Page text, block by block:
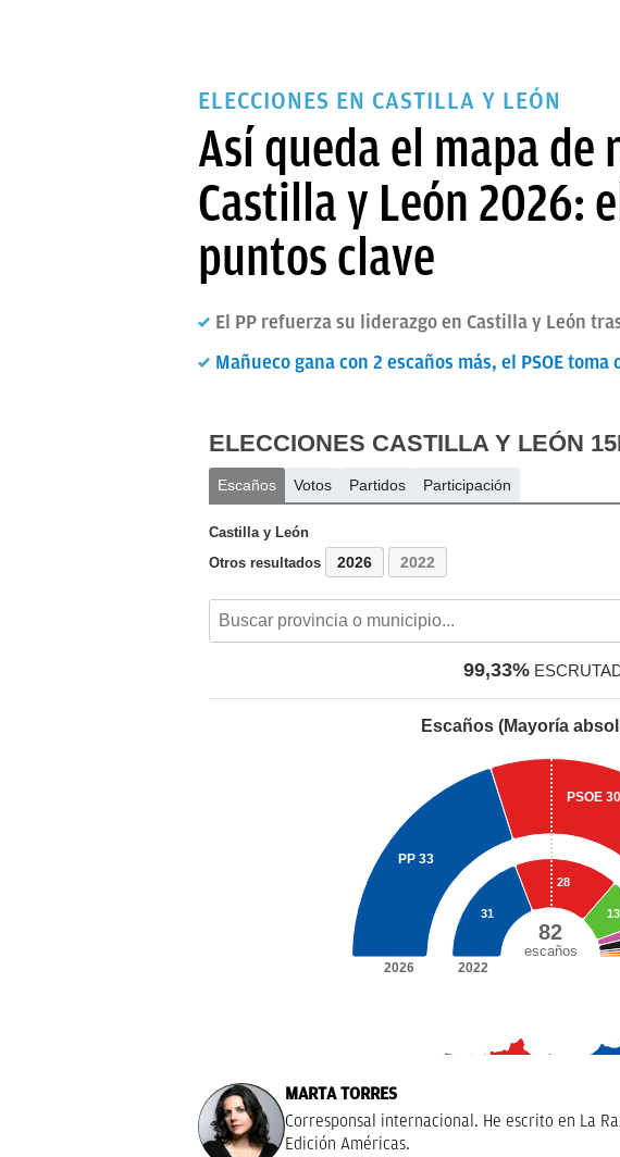
ELECCIONES EN CASTILLA Y LEÓN
Así queda el mapa de
Castilla y León 2026:
puntos clave
El PP refuerza su liderazgo en Castilla y León
Mañueco gana con 2 escaños más, el PSOE
MARTA TORRES
Corresponsal internacional. He escrito en La
Edición Américas.